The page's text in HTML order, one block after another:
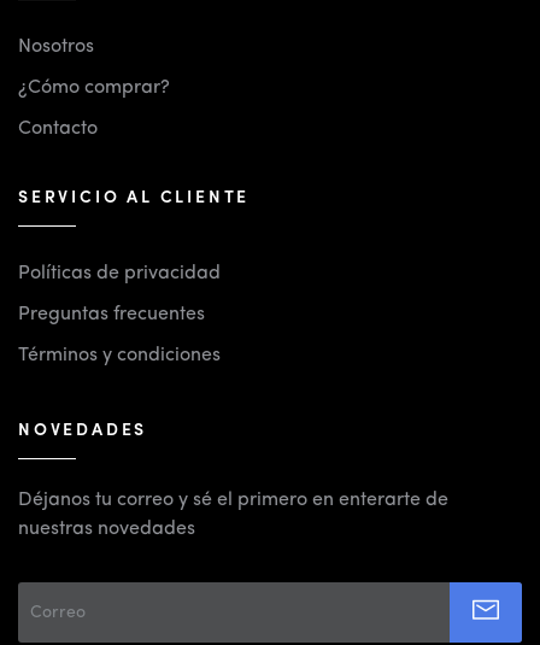
Nosotros
¿Cómo comprar?
Contacto
SERVICIO AL CLIENTE
Políticas de privacidad
Preguntas frecuentes
Términos y condiciones
NOVEDADES
Déjanos tu correo y sé el primero en enterarte de
nuestras novedades